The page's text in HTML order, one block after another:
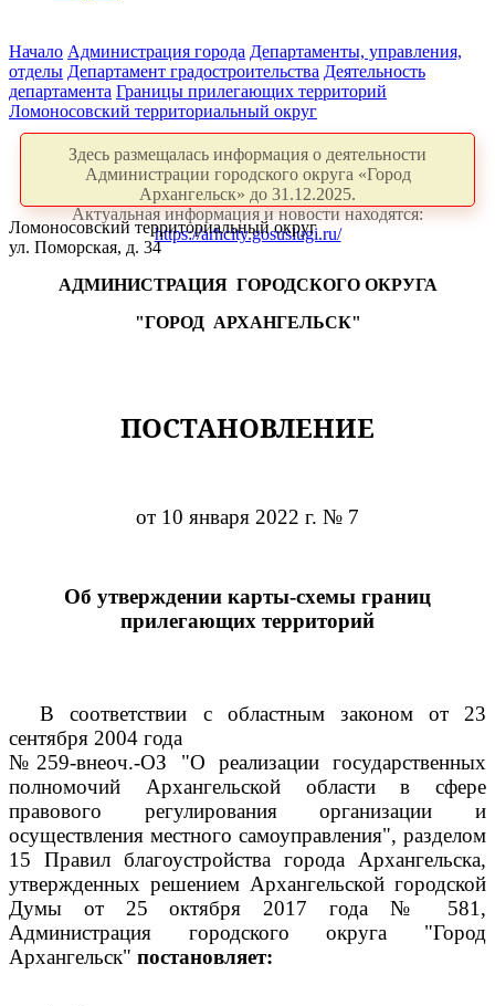
Начало Администрация города Департаменты, управления,
отделы Департамент градостроительства Деятельность
департамента Границы прилегающих территорий
Ломоносовский территориальный округ
Здесь размещалась информация о деятельности
Администрации городского округа «Город
Архангельск» до 31.12.2025.
Актуальная информация и новости находятся:
https://arhcity.gosuslugi.ru/
Ломоносовский территориальный округ
ул. Поморская, д. 34
АДМИНИСТРАЦИЯ ГОРОДСКОГО ОКРУГА
"ГОРОД АРХАНГЕЛЬСК"
ПОСТАНОВЛЕНИЕ
от 10 января 2022 г. № 7
Об утверждении карты-схемы границ
прилегающих территорий
В соответствии с областным законом от 23
сентября 2004 года
№259-внеоч.-ОЗ "О реализации государственных
полномочий Архангельской области в сфере
правового регулирования организации и
осуществления местного самоуправления", разделом
15 Правил благоустройства города Архангельска,
утвержденных решением Архангельской городской
Думы от 25 октября 2017 года № 581,
Администрация городского округа "Город
Архангельск" постановляет: